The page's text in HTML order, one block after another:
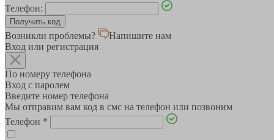
Телефон:
Возникли проблемы?
Напишите нам
Вход или регистрация
По номеру телефона
Вход с паролем
Введите номер телефона
Мы отправим вам код в смс на телефон или позвоним
Телефон *